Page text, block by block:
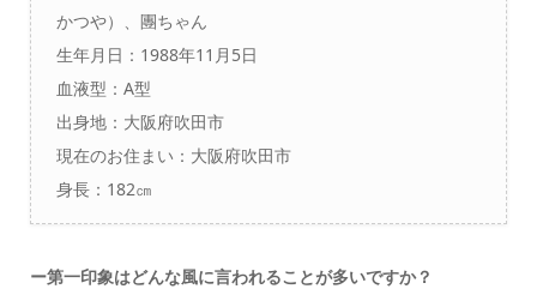
かつや）、團ちゃん
生年月日：1988年11月5日
血液型：A型
出身地：大阪府吹田市
現在のお住まい：大阪府吹田市
身長：182㎝
ー第一印象はどんな風に言われることが多いですか？